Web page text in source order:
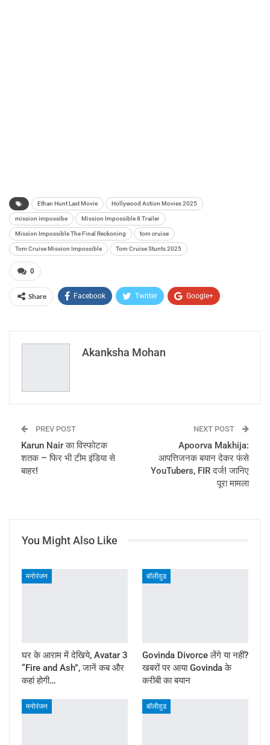
Ethan Hunt Last Movie Hollywood Action Movies 2025
mission impossibe Mission Impossible 8 Trailer
Mission Impossible The Final Reckoning tom cruise
Tom Cruise Mission Impossible Tom Cruise Stunts 2025
0
Share Facebook Twitter Google+
Email
Akanksha Mohan
PREV POST
Karun Nair का विस्फोटक
शतक – फिर भी टीम इंडिया से
बाहर!
NEXT POST
Apoorva Makhija:
आपत्तिजनक बयान देकर फंसे
YouTubers, FIR दर्ज! जानिए
पूरा मामला
You Might Also Like
मनोरंजन
घर के आराम में देखिये, Avatar 3
“Fire and Ash”, जानें कब और
कहां होगी…
बॉलीवुड
Govinda Divorce लेंगे या नहीं?
खबरों पर आया Govinda के
करीबी का बयान
मनोरंजन बॉलीवुड